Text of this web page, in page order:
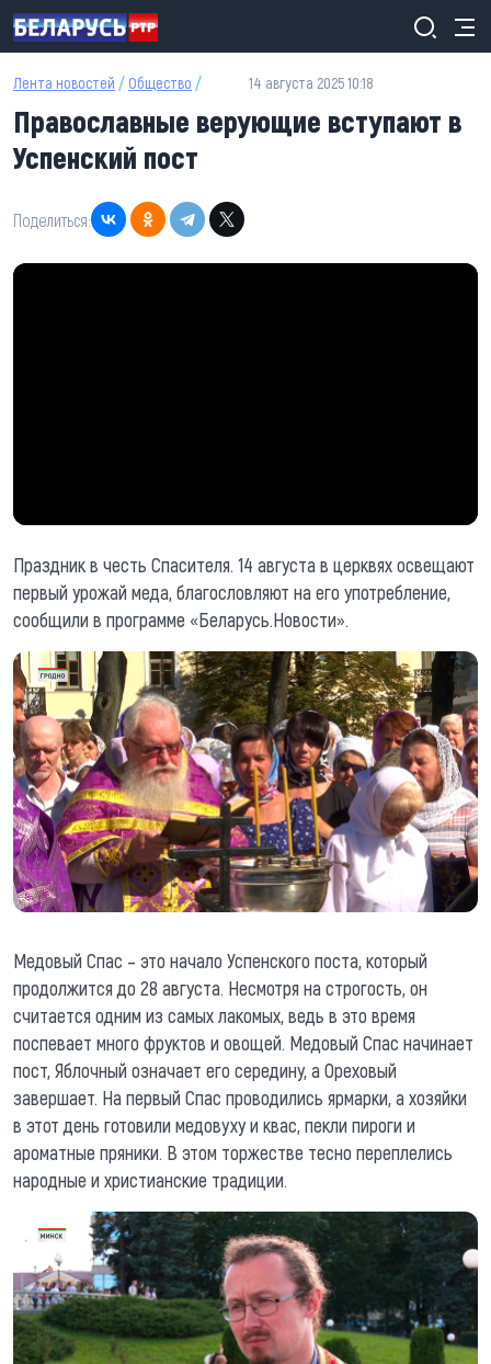
Перейти к основному содержанию
Лента новостей / Общество / 14 августа 2025 10:18
Православные верующие вступают в
Успенский пост
Поделиться:
Праздник в честь Спасителя. 14 августа в церквях освещают
первый урожай меда, благословляют на его употребление,
сообщили в программе «Беларусь.Новости».
Медовый Спас – это начало Успенского поста, который
продолжится до 28 августа. Несмотря на строгость, он
считается одним из самых лакомых, ведь в это время
поспевает много фруктов и овощей. Медовый Спас начинает
пост, Яблочный означает его середину, а Ореховый
завершает. На первый Спас проводились ярмарки, а хозяйки
в этот день готовили медовуху и квас, пекли пироги и
ароматные пряники. В этом торжестве тесно переплелись
народные и христианские традиции.